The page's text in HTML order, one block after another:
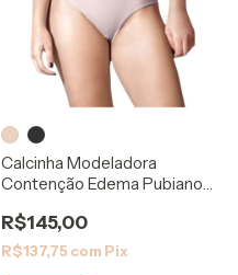
Calcinha Modeladora
Contenção Edema Pubiano
R$145,00
R$137,75 com Pix